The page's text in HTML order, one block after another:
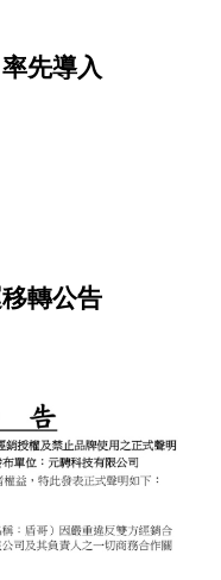
先導入
轉公告